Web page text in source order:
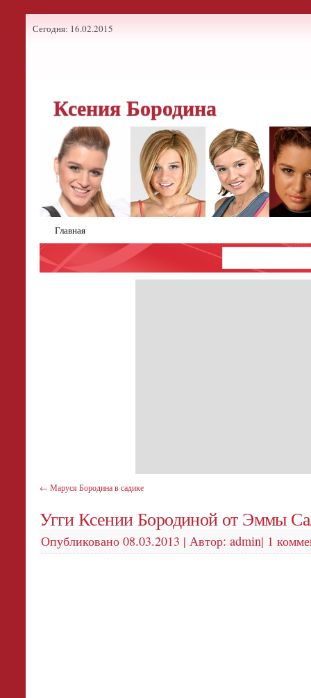
Сегодня: 16.02.2015
Ксения Бородина
Главная
← Маруся Бородина в садике
Угги Ксении Бородиной от Эммы
Опубликовано 08.03.2013 |Автор: admin| 1